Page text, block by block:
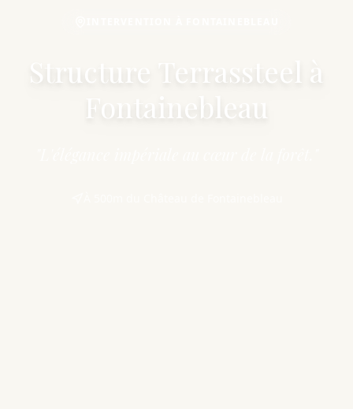
Structure Terrassteel à
Fontainebleau